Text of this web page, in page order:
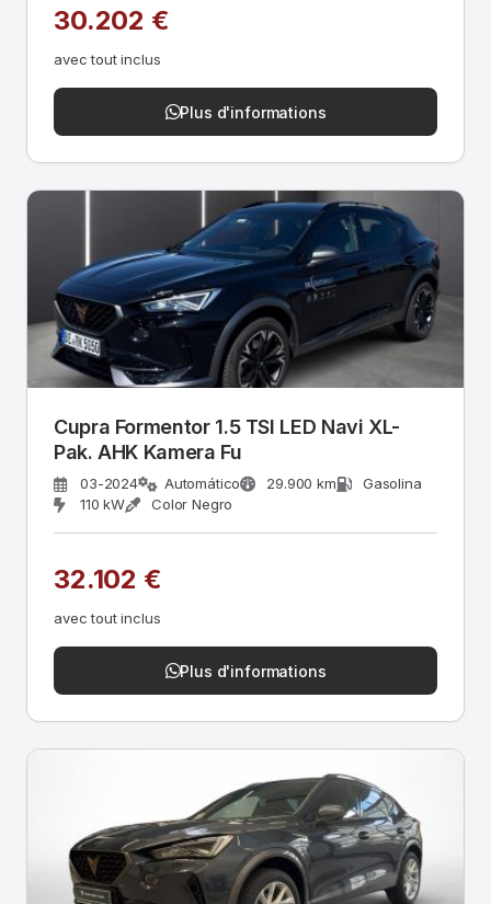
30.202 €
avec tout inclus
Plus d'informations
Cupra Formentor 1.5 TSI LED Navi XL-
Pak. AHK Kamera Fu
03-2024 Automático 29.900 km
Gasolina
110 kW
Color Negro
32.102 €
avec tout inclus
Plus d'informations